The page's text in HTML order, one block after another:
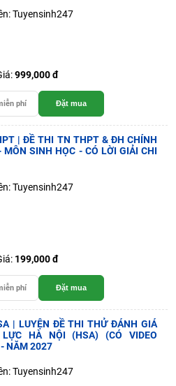
Tuyensinh247
999,000 đ
phí Đặt mua
| ĐỀ THI TN THPT & ĐH CHÍNH
MÔN SINH HỌC - CÓ LỜI GIẢI CHI
Tuyensinh247
199,000 đ
phí Đặt mua
| LUYỆN ĐỀ THI THỬ ĐÁNH GIÁ
LỰC HÀ NỘI (HSA) (CÓ VIDEO
NĂM 2027
Tuyensinh247